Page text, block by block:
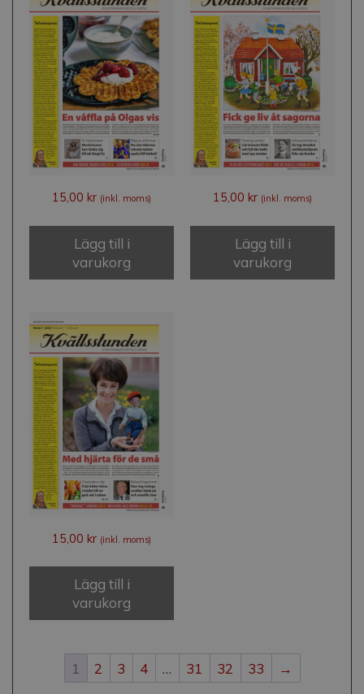
15,00 kr (inkl. moms)
Lägg till i
varukorg
15,00 kr (inkl. moms)
Lägg till i
varukorg
15,00 kr (inkl. moms)
Lägg till i
varukorg
1 2 3 4 … 31 32 33 →